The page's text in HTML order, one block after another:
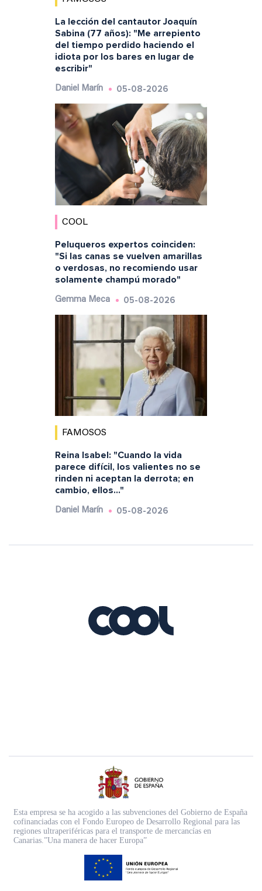
La lección del cantautor Joaquín
Sabina (77 años): "Me arrepiento
del tiempo perdido haciendo el
idiota por los bares en lugar de
escribir"
Daniel Marín 05-08-2026
COOL
Peluqueros expertos coinciden:
"Si las canas se vuelven amarillas
o verdosas, no recomiendo usar
solamente champú morado"
Gemma Meca 05-08-2026
FAMOSOS
Reina Isabel: "Cuando la vida
parece difícil, los valientes no se
rinden ni aceptan la derrota; en
cambio, ellos..."
Daniel Marín 05-08-2026
Esta empresa se ha acogido a las subvenciones del Gobierno de España
cofinanciadas con el Fondo Europeo de Desarrollo Regional para las
regiones ultraperiféricas para el transporte de mercancías en
Canarias.”Una manera de hacer Europa”